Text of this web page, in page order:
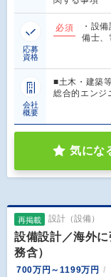
応募
資格
必須
・設
備士
会社
概要
■土木・建築
総合的エンジ
気にな
再掲載 設計（設備）
設備設計／海外
務含）
700万円～1199万円